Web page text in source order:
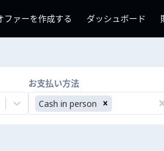
ファーを作成する ダッシュボード
お支払い方法
Cash in person